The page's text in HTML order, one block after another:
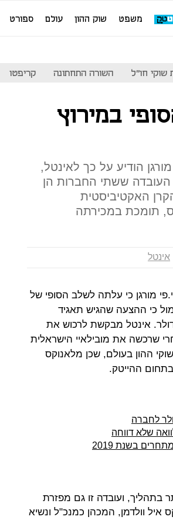
משפט שוק ההון עולם ספורט
שוקי חו"ל השורה התחתונה קריפטו
במירוץ
הודיע על כך לאינטל,
העובדה ששתי החברות הן
האקטיביסטית
אינטל
מורגן כי עלתה לשלב הסופי של
כי ההצעה שהגיש תאגיד
עומדת על 6 מיליארד דולר. אינטל מבקשת לרכוש את
שרכשה את מובילאיי הישראלית
בשוקי ההון בעולם, שכן מלאנוקס
ההייטק.
שלא דווחה
בשנת 2019
ועובדה זו גם מפזרת
איל וולדמן, המכהן כמנכ"ל ונשיא